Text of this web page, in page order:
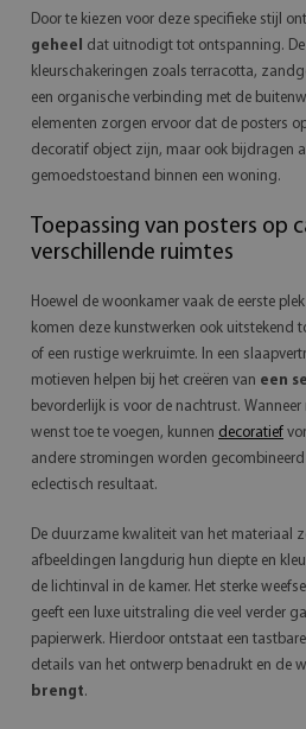
Door te kiezen voor deze specifieke stijl
geheel
dat uitnodigt tot ontspanning.
kleurschakeringen zoals terracotta,
een organische verbinding met de
elementen zorgen ervoor dat de posters
decoratif object zijn, maar ook bijdragen
gemoedstoestand binnen een woning.
Toepassing van posters op
verschillende ruimtes
Hoewel de woonkamer vaak de eerste
komen deze kunstwerken ook uitstekend
of een rustige werkruimte. In een
motieven helpen bij het creëren van een
bevorderlijk is voor de nachtrust.
wenst toe te voegen, kunnen decoratief
andere stromingen worden
eclectisch resultaat.
De duurzame kwaliteit van het materiaal
afbeeldingen langdurig hun diepte en
de lichtinval in de kamer. Het sterke
geeft een luxe uitstraling die veel verder
papierwerk. Hierdoor ontstaat een
details van het ontwerp benadrukt en de
brengt.